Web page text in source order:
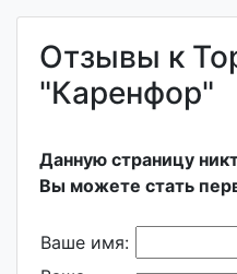
Отзывы к
"Каренфор"
Данную страницу
Вы можете стать
Ваше имя: